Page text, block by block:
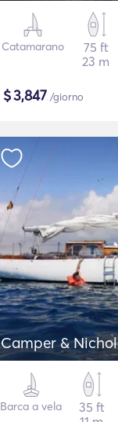
Catamarano
75 ft
23 m
$3,847 /giorno
Camper &
Barca a vela
35 ft